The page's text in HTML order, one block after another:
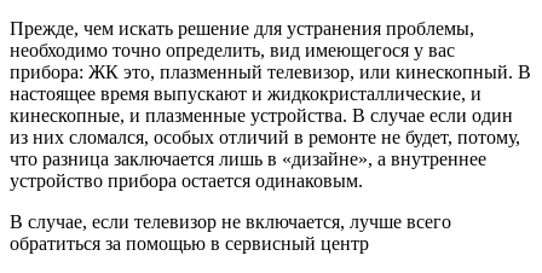
Прежде, чем искать решение для устранения проблемы,
необходимо точно определить, вид имеющегося у вас
прибора: ЖК это, плазменный телевизор, или кинескопный. В
настоящее время выпускают и жидкокристаллические, и
кинескопные, и плазменные устройства. В случае если один
из них сломался, особых отличий в ремонте не будет, потому,
что разница заключается лишь в «дизайне», а внутреннее
устройство прибора остается одинаковым.
В случае, если телевизор не включается, лучше всего
обратиться за помощью в сервисный центр